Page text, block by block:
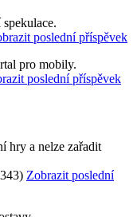
poslední příspěvek
pro mobily.
poslední příspěvek
hry a nelze zařadit
Zobrazit poslední